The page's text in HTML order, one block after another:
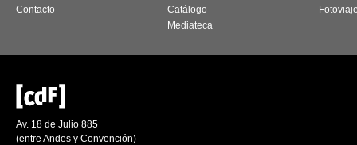
Contacto
Catálogo
Mediateca
Av. 18 de Julio 885
(entre Andes y Convención)